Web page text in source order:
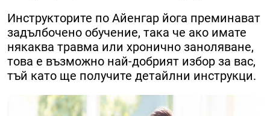
Инструкторите по Айенгар йога преминават
задълбочено обучение, така че ако имате
някаква травма или хронично заноляване,
това е възможно най-добрият избор за вас,
тъй като ще получите детайлни инструкци.